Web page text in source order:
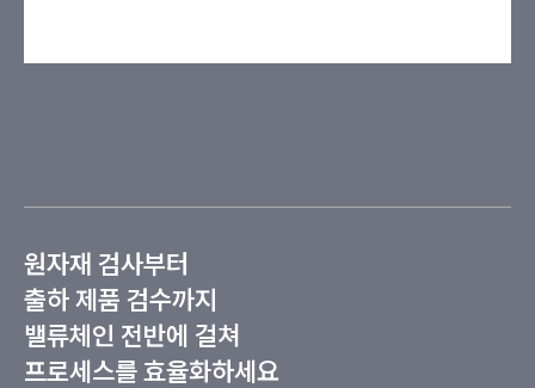
원자재 검사부터
출하 제품 검수까지
밸류체인 전반에 걸쳐
프로세스를 효율화하세요